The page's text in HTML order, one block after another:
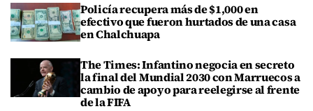
Policía recupera más de $1,000 en
efectivo que fueron hurtados de una casa
en Chalchuapa
The Times: Infantino negocia en secreto
la final del Mundial 2030 con Marruecos a
cambio de apoyo para reelegirse al frente
de la FIFA